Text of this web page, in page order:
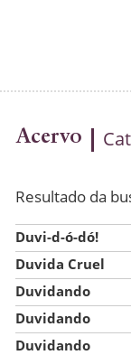
Acervo
Resultado da
Duvi-d-ó-dó!
Duvida Cruel
Duvidando
Duvidando
Duvidando